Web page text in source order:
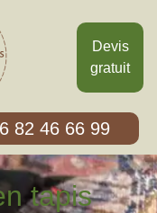
Devis
gratuit
82 46 66 99
tapis